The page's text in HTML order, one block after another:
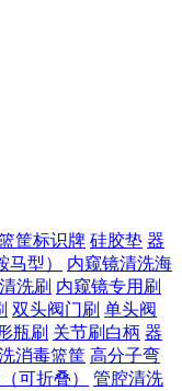
筐标识牌 硅胶垫 器
型）
内窥镜清洗海
洗刷 内窥镜专用刷
双头阀门刷 单头阀
瓶刷 关节刷白柄 器
消毒篮筐 高分子弯
可折叠）
管腔清洗